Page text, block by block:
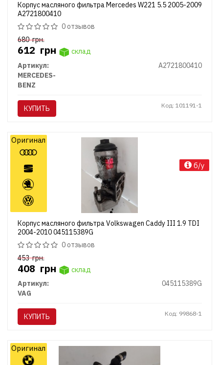
Корпус масляного фильтра Mercedes W221 5.5 2005-2009
A2721800410
0 отзывов
680грн.
612 грн
склад
Артикул:
A2721800410
MERCEDES-
BENZ
КУПИТЬ Код: 101191-1
Корпус масляного фильтра Volkswagen Caddy III 1.9 TDI
2004-2010 045115389G
0 отзывов
453грн.
408 грн
склад
Артикул:
045115389G
VAG
КУПИТЬ Код: 99868-1
Оригинал
б/у
Оригинал